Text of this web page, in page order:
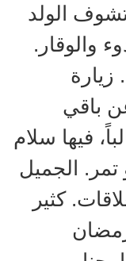
الولد
والوقار.
زيارة
باقي
فيها سلام
الجميل
كثير